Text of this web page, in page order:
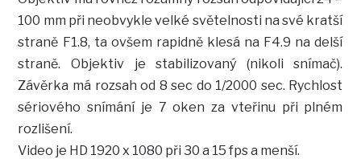
100 mm při neobvykle velké světelnosti na své kratší
straně F1.8, ta ovšem rapidně klesá na F4.9 na delší
straně. Objektiv je stabilizovaný (nikoli snímač).
Závěrka má rozsah od 8 sec do 1/2000 sec. Rychlost
sériového snímání je 7 oken za vteřinu při plném
rozlišení.
Video je HD 1920 x 1080 při 30 a 15 fps a menší.